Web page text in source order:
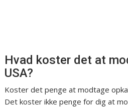
Hvad koster det at
USA?
Koster det penge at modtage
Det koster ikke penge for dig at